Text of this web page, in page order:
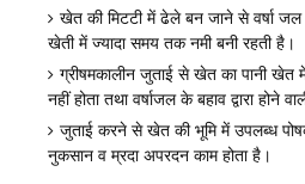
खेत की मिटटी में ढेले बन जाने से वर्षा
खेती में ज्यादा समय तक नमी बनी रहती है।
ग्रीषमकालीन जुताई से खेत का पानी खेत
नहीं होता तथा वर्षाजल के बहाव द्वारा होने
जुताई करने से खेत की भूमि में उपलब्ध पोषक
नुकसान व म्रदा अपरदन काम होता है।